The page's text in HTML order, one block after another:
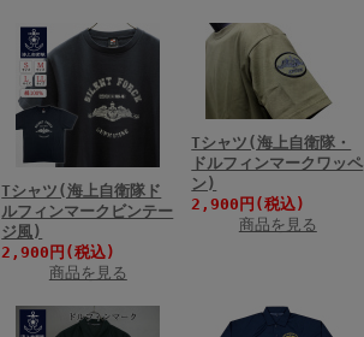
Tシャツ(海上自衛隊ド
ルフィンマークビンテー
ジ風)
2,900円(税込)
商品を見る
Tシャツ(海上自衛隊・
ドルフィンマークワッペ
ン)
2,900円(税込)
商品を見る